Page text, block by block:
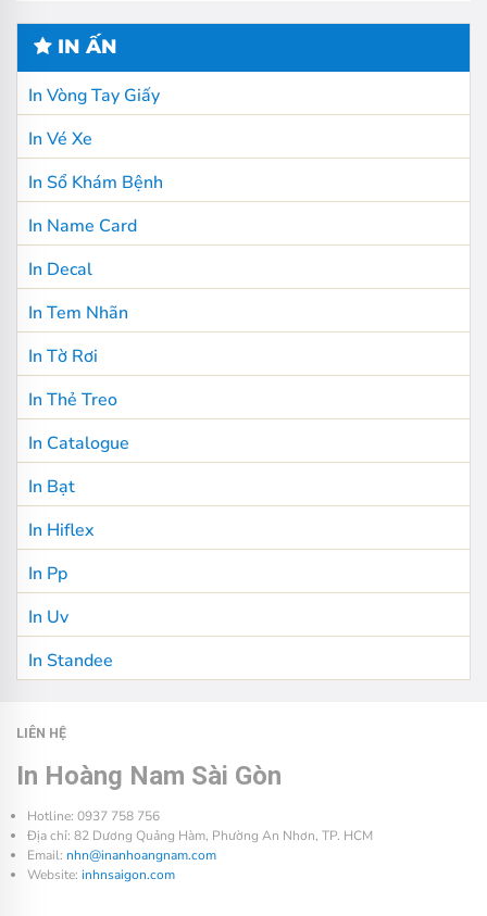
IN ẤN
In Vòng Tay Giấy
In Vé Xe
In Sổ Khám Bệnh
In Name Card
In Decal
In Tem Nhãn
In Tờ Rơi
In Thẻ Treo
In Catalogue
In Bạt
In Hiflex
In Pp
In Uv
In Standee
LIÊN HỆ
In Hoàng Nam Sài Gòn
Hotline: 0937 758 756
Địa chỉ: 82 Dương Quảng Hàm, Phường An Nhơn, TP. HCM
Email: nhn@inanhoangnam.com
Website: inhnsaigon.com